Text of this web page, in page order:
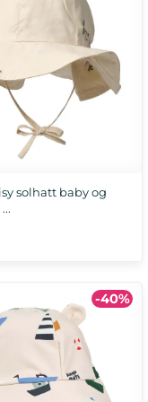
solhatt baby og
-40%